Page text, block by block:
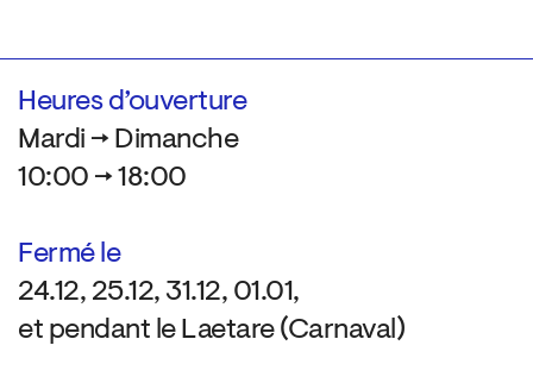
Heures d’ouverture
Mardi → Dimanche
10:00 → 18:00
Fermé le
24.12, 25.12, 31.12, 01.01,
et pendant le Laetare (Carnaval)